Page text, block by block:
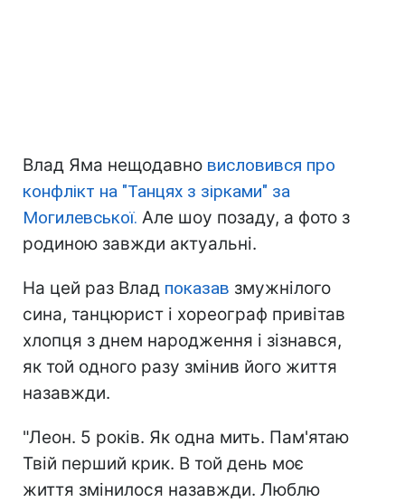
Влад Яма нещодавно висловився про
конфлікт на "Танцях з зірками" за
Могилевської. Але шоу позаду, а фото з
родиною завжди актуальні.
На цей раз Влад показав змужнілого
сина, танцюрист і хореограф привітав
хлопця з днем народження і зізнався,
як той одного разу змінив його життя
назавжди.
"Леон. 5 років. Як одна мить. Пам'ятаю
Твій перший крик. В той день моє
життя змінилося назавжди. Люблю